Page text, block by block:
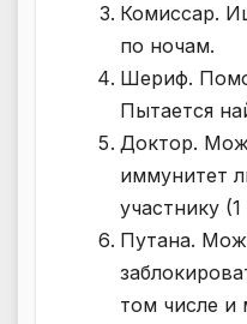
Комиссар.
по ночам.
Шериф.
Пытается
Доктор.
иммунитет
участнику
Путана.
том числе и